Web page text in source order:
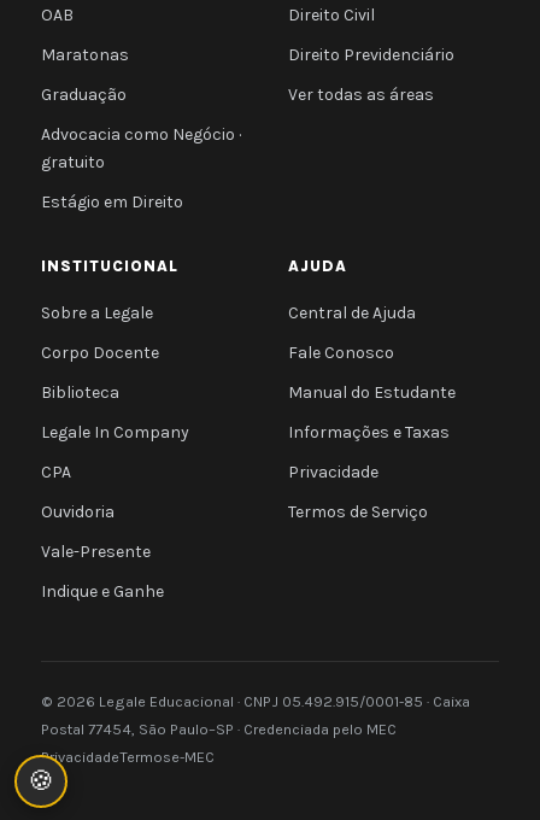
OAB
Maratonas
Graduação
Advocacia como Negócio ·
gratuito
Estágio em Direito
Direito Civil
Direito Previdenciário
Ver todas as áreas
INSTITUCIONAL
Sobre a Legale
Corpo Docente
Biblioteca
Legale In Company
CPA
Ouvidoria
Vale-Presente
Indique e Ganhe
AJUDA
Central de Ajuda
Fale Conosco
Manual do Estudante
Informações e Taxas
Privacidade
Termos de Serviço
© 2026 Legale Educacional · CNPJ 05.492.915/0001-85 · Caixa
Postal 77454, São Paulo–SP · Credenciada pelo MEC
PrivacidadeTermose-MEC
🍪